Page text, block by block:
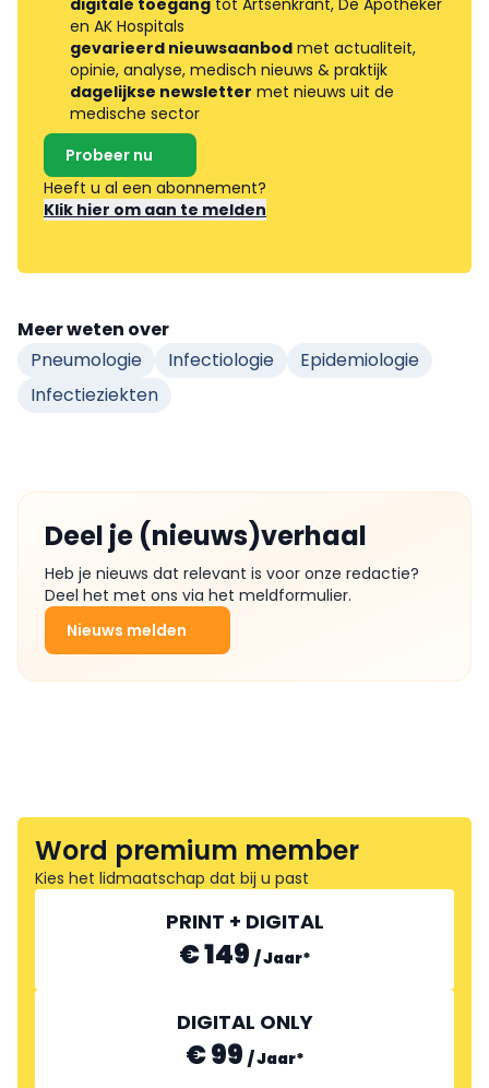
digitale toegang tot Artsenkrant, De Apotheker
en AK Hospitals
gevarieerd nieuwsaanbod met actualiteit,
opinie, analyse, medisch nieuws & praktijk
dagelijkse newsletter met nieuws uit de
medische sector
Probeer nu
Heeft u al een abonnement?
Klik hier om aan te melden
Meer weten over
Pneumologie
Infectiologie
Epidemiologie
Infectieziekten
Deel je (nieuws)verhaal
Heb je nieuws dat relevant is voor onze redactie?
Deel het met ons via het meldformulier.
Nieuws melden
Word premium member
Kies het lidmaatschap dat bij u past
PRINT + DIGITAL
€ 149 /Jaar*
DIGITAL ONLY
€ 99 /Jaar*